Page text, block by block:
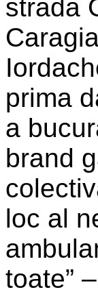
strada
prima
a
brand
loc al
toate”